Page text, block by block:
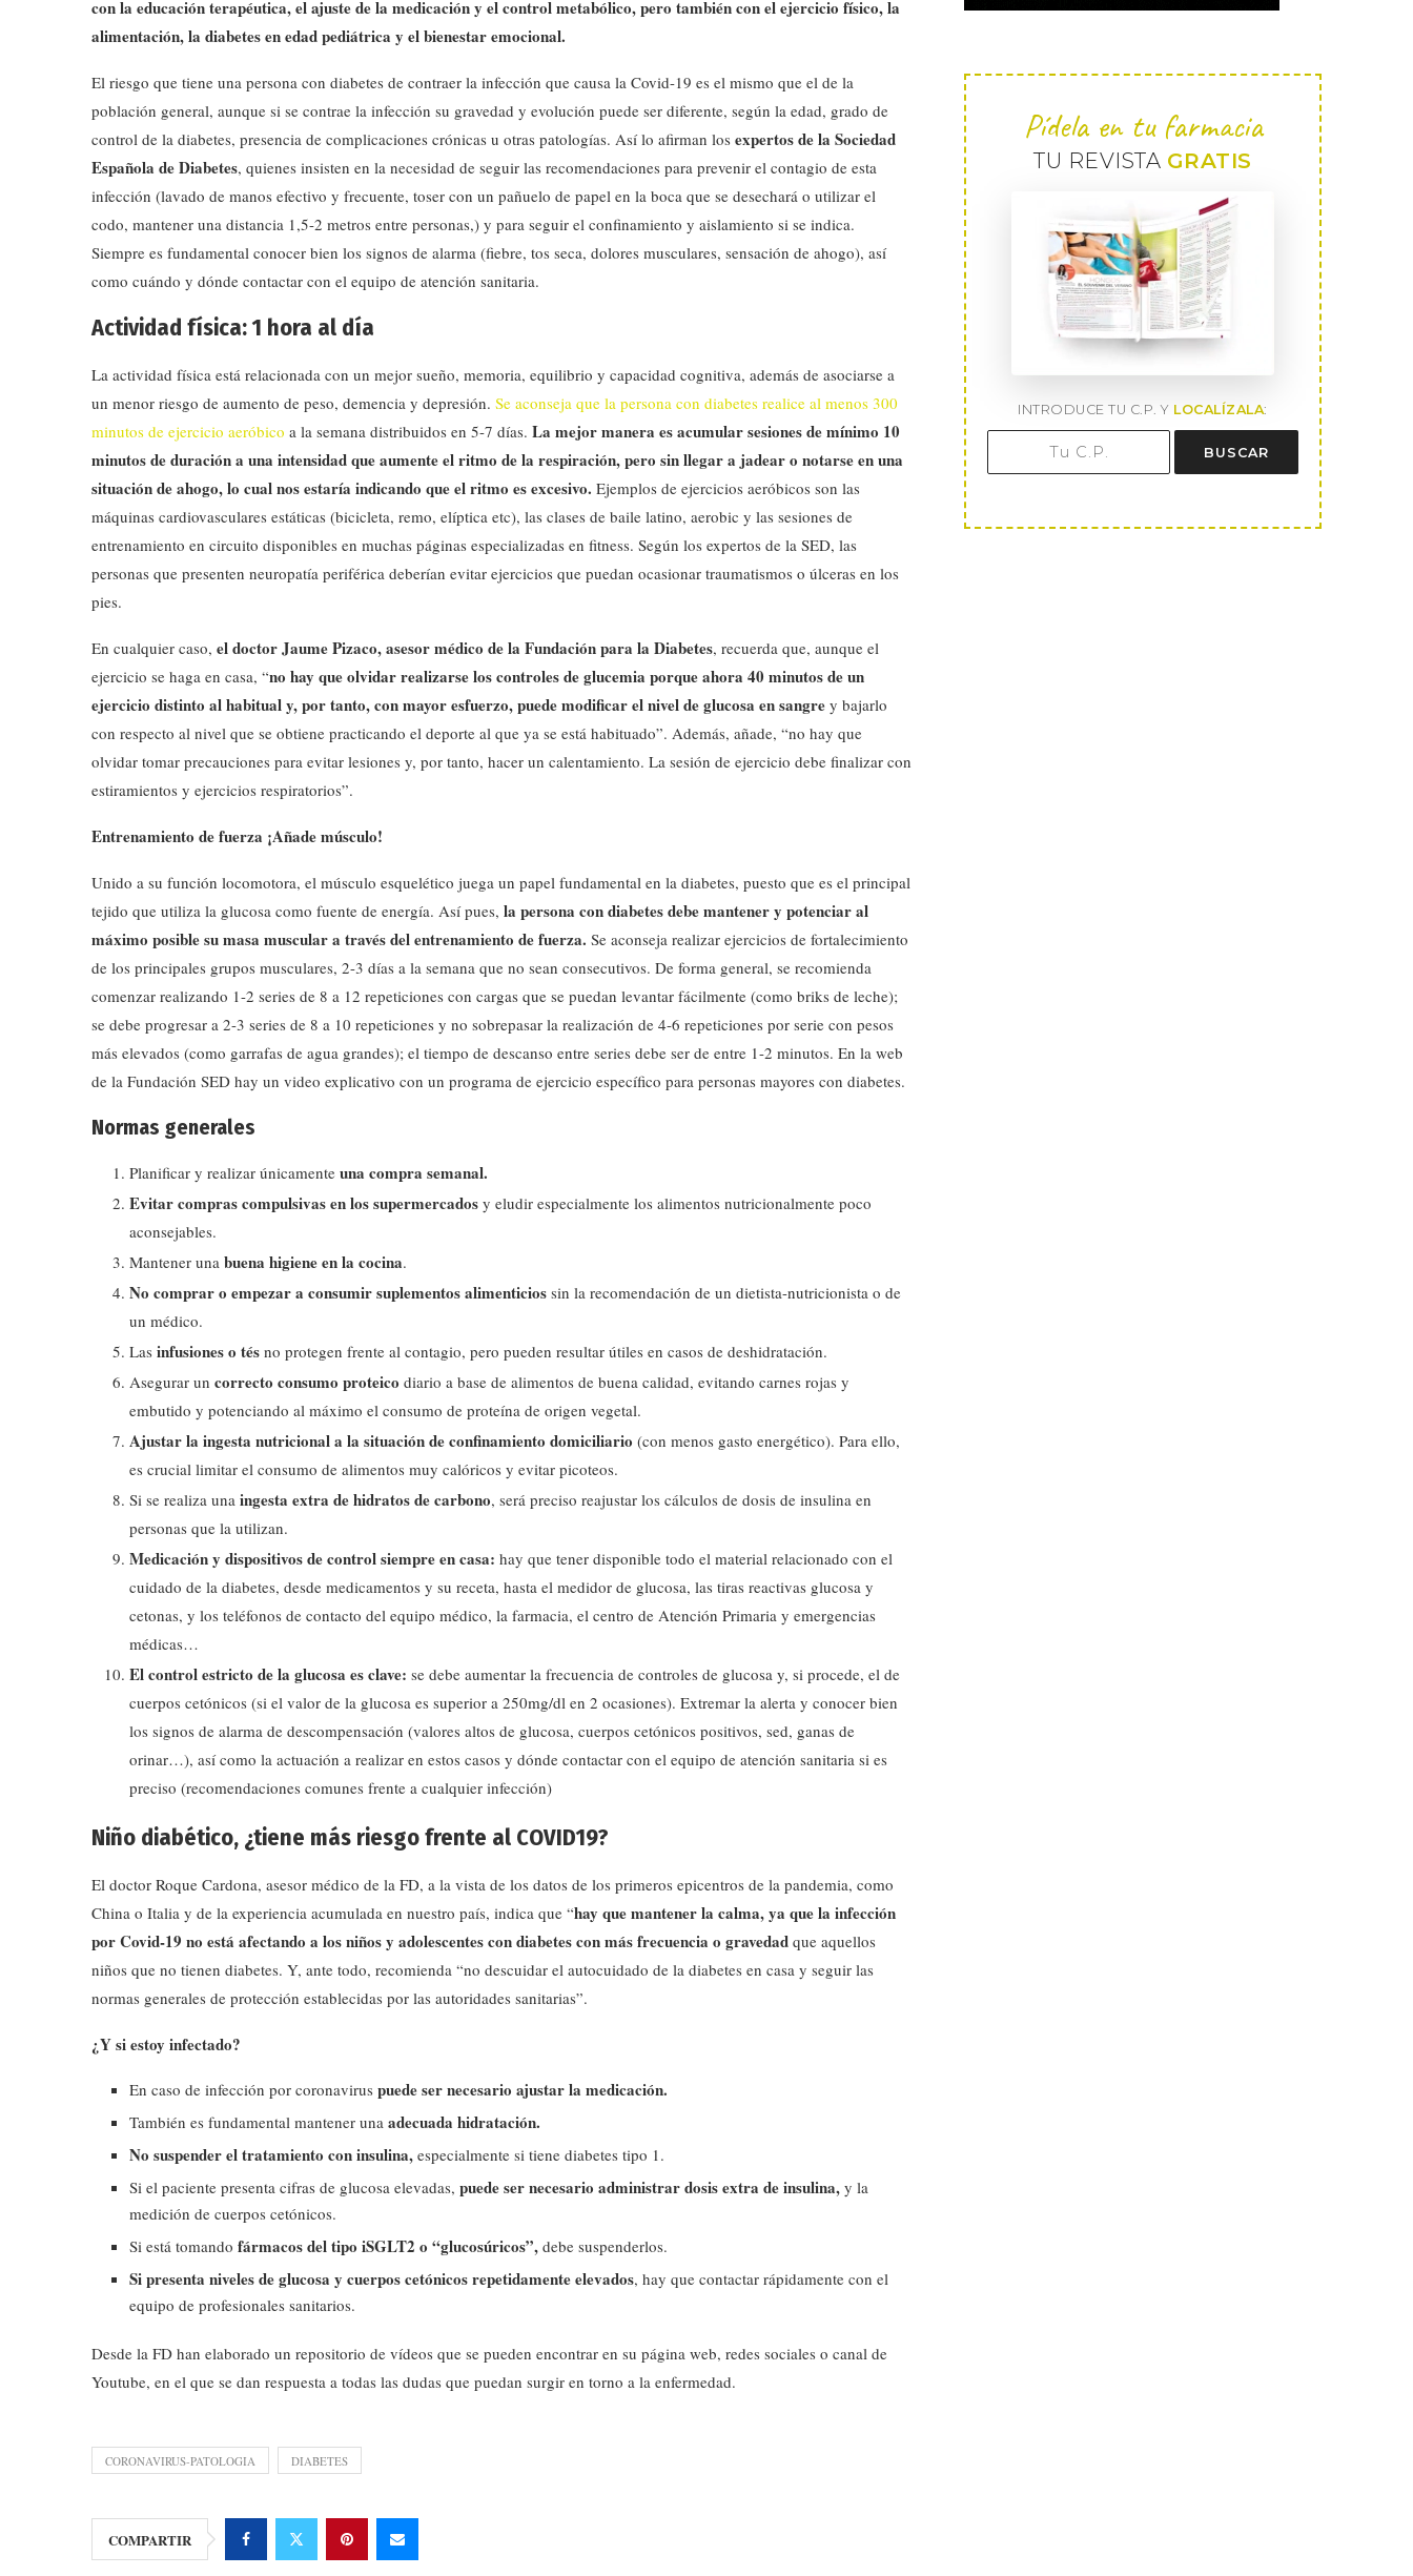
con la educación terapéutica, el ajuste de la medicación y el control metabólico, pero también con el ejercicio físico, la
alimentación, la diabetes en edad pediátrica y el bienestar emocional.
El riesgo que tiene una persona con diabetes de contraer la infección que causa la Covid-19 es el mismo que el de la
población general, aunque si se contrae la infección su gravedad y evolución puede ser diferente, según la edad, grado de
control de la diabetes, presencia de complicaciones crónicas u otras patologías. Así lo afirman los expertos de la Sociedad
Española de Diabetes, quienes insisten en la necesidad de seguir las recomendaciones para prevenir el contagio de esta
infección (lavado de manos efectivo y frecuente, toser con un pañuelo de papel en la boca que se desechará o utilizar el
codo, mantener una distancia 1,5-2 metros entre personas,) y para seguir el confinamiento y aislamiento si se indica.
Siempre es fundamental conocer bien los signos de alarma (fiebre, tos seca, dolores musculares, sensación de ahogo), así
como cuándo y dónde contactar con el equipo de atención sanitaria.
Actividad física: 1 hora al día
La actividad física está relacionada con un mejor sueño, memoria, equilibrio y capacidad cognitiva, además de asociarse a
un menor riesgo de aumento de peso, demencia y depresión. Se aconseja que la persona con diabetes realice al menos 300
minutos de ejercicio aeróbico a la semana distribuidos en 5-7 días. La mejor manera es acumular sesiones de mínimo 10
minutos de duración a una intensidad que aumente el ritmo de la respiración, pero sin llegar a jadear o notarse en una
situación de ahogo, lo cual nos estaría indicando que el ritmo es excesivo. Ejemplos de ejercicios aeróbicos son las
máquinas cardiovasculares estáticas (bicicleta, remo, elíptica etc), las clases de baile latino, aerobic y las sesiones de
entrenamiento en circuito disponibles en muchas páginas especializadas en fitness. Según los expertos de la SED, las
personas que presenten neuropatía periférica deberían evitar ejercicios que puedan ocasionar traumatismos o úlceras en los
pies.
En cualquier caso, el doctor Jaume Pizaco, asesor médico de la Fundación para la Diabetes, recuerda que, aunque el
ejercicio se haga en casa, “no hay que olvidar realizarse los controles de glucemia porque ahora 40 minutos de un
ejercicio distinto al habitual y, por tanto, con mayor esfuerzo, puede modificar el nivel de glucosa en sangre y bajarlo
con respecto al nivel que se obtiene practicando el deporte al que ya se está habituado”. Además, añade, “no hay que
olvidar tomar precauciones para evitar lesiones y, por tanto, hacer un calentamiento. La sesión de ejercicio debe finalizar con
estiramientos y ejercicios respiratorios”.
Entrenamiento de fuerza ¡Añade músculo!
Unido a su función locomotora, el músculo esquelético juega un papel fundamental en la diabetes, puesto que es el principal
tejido que utiliza la glucosa como fuente de energía. Así pues, la persona con diabetes debe mantener y potenciar al
máximo posible su masa muscular a través del entrenamiento de fuerza. Se aconseja realizar ejercicios de fortalecimiento
de los principales grupos musculares, 2-3 días a la semana que no sean consecutivos. De forma general, se recomienda
comenzar realizando 1-2 series de 8 a 12 repeticiones con cargas que se puedan levantar fácilmente (como briks de leche);
se debe progresar a 2-3 series de 8 a 10 repeticiones y no sobrepasar la realización de 4-6 repeticiones por serie con pesos
más elevados (como garrafas de agua grandes); el tiempo de descanso entre series debe ser de entre 1-2 minutos. En la web
de la Fundación SED hay un video explicativo con un programa de ejercicio específico para personas mayores con diabetes.
Normas generales
Planificar y realizar únicamente una compra semanal.
Evitar compras compulsivas en los supermercados y eludir especialmente los alimentos nutricionalmente poco
aconsejables.
Mantener una buena higiene en la cocina.
No comprar o empezar a consumir suplementos alimenticios sin la recomendación de un dietista-nutricionista o de
un médico.
Las infusiones o tés no protegen frente al contagio, pero pueden resultar útiles en casos de deshidratación.
Asegurar un correcto consumo proteico diario a base de alimentos de buena calidad, evitando carnes rojas y
embutido y potenciando al máximo el consumo de proteína de origen vegetal.
Ajustar la ingesta nutricional a la situación de confinamiento domiciliario (con menos gasto energético). Para ello,
es crucial limitar el consumo de alimentos muy calóricos y evitar picoteos.
Si se realiza una ingesta extra de hidratos de carbono, será preciso reajustar los cálculos de dosis de insulina en
personas que la utilizan.
Medicación y dispositivos de control siempre en casa: hay que tener disponible todo el material relacionado con el
cuidado de la diabetes, desde medicamentos y su receta, hasta el medidor de glucosa, las tiras reactivas glucosa y
cetonas, y los teléfonos de contacto del equipo médico, la farmacia, el centro de Atención Primaria y emergencias
médicas…
El control estricto de la glucosa es clave: se debe aumentar la frecuencia de controles de glucosa y, si procede, el de
cuerpos cetónicos (si el valor de la glucosa es superior a 250mg/dl en 2 ocasiones). Extremar la alerta y conocer bien
los signos de alarma de descompensación (valores altos de glucosa, cuerpos cetónicos positivos, sed, ganas de
orinar…), así como la actuación a realizar en estos casos y dónde contactar con el equipo de atención sanitaria si es
preciso (recomendaciones comunes frente a cualquier infección)
Niño diabético, ¿tiene más riesgo frente al COVID19?
El doctor Roque Cardona, asesor médico de la FD, a la vista de los datos de los primeros epicentros de la pandemia, como
China o Italia y de la experiencia acumulada en nuestro país, indica que “hay que mantener la calma, ya que la infección
por Covid-19 no está afectando a los niños y adolescentes con diabetes con más frecuencia o gravedad que aquellos
niños que no tienen diabetes. Y, ante todo, recomienda “no descuidar el autocuidado de la diabetes en casa y seguir las
normas generales de protección establecidas por las autoridades sanitarias”.
¿Y si estoy infectado?
En caso de infección por coronavirus puede ser necesario ajustar la medicación.
También es fundamental mantener una adecuada hidratación.
No suspender el tratamiento con insulina, especialmente si tiene diabetes tipo 1.
Si el paciente presenta cifras de glucosa elevadas, puede ser necesario administrar dosis extra de insulina, y la
medición de cuerpos cetónicos.
Si está tomando fármacos del tipo iSGLT2 o “glucosúricos”, debe suspenderlos.
Si presenta niveles de glucosa y cuerpos cetónicos repetidamente elevados, hay que contactar rápidamente con el
equipo de profesionales sanitarios.
Desde la FD han elaborado un repositorio de vídeos que se pueden encontrar en su página web, redes sociales o canal de
Youtube, en el que se dan respuesta a todas las dudas que puedan surgir en torno a la enfermedad.
CORONAVIRUS-PATOLOGIA DIABETES
COMPARTIR
Pídela en tu farmacia
TU REVISTA GRATIS
INTRODUCE TU C.P. Y LOCALÍZALA:
BUSCAR